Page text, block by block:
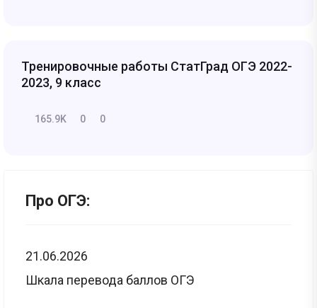
Тренировочные работы СтатГрад ОГЭ 2022-
2023, 9 класс
165.9K 0 0
Про ОГЭ:
21.06.2026
Шкала перевода баллов ОГЭ